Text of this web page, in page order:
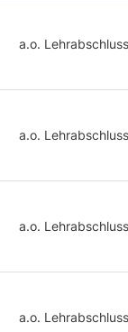
a.o. Lehrabschluss
a.o. Lehrabschluss
a.o. Lehrabschluss
a.o. Lehrabschluss